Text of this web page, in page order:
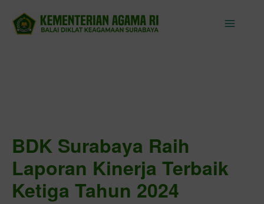
content
BDK Surabaya Raih
Laporan Kinerja Terbaik
Ketiga Tahun 2024